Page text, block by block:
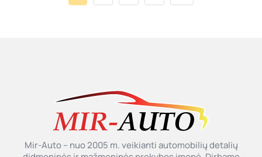
Mir-Auto – nuo 2005 m. veikianti automobilių detalių